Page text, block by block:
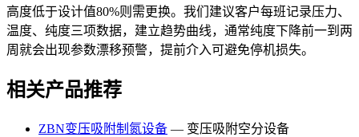
高度低于设计值80%则需更换。我们建议客户每班记录压力、
温度、纯度三项数据，建立趋势曲线，通常纯度下降前一到两
周就会出现参数漂移预警，提前介入可避免停机损失。
相关产品推荐
ZBN变压吸附制氮设备 — 变压吸附空分设备